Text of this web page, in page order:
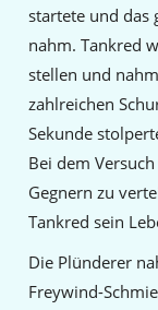
startete und das
nahm. Tankred
stellen und
zahlreichen
Sekunde
Bei dem
Gegnern zu
Tankred sein
Die Plünderer
Freywind-